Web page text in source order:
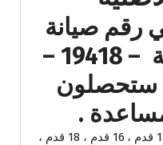
رقم صيانة
زانوسى الدقهلية – 19418 –
ستحصلون
.
قسم صيانة الثلاجات زانوسى 14 قدم ، 16 قدم ، 18 قدم ،